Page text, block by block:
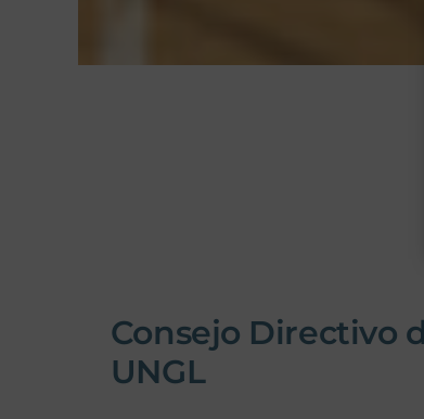
Consejo Directivo
UNGL